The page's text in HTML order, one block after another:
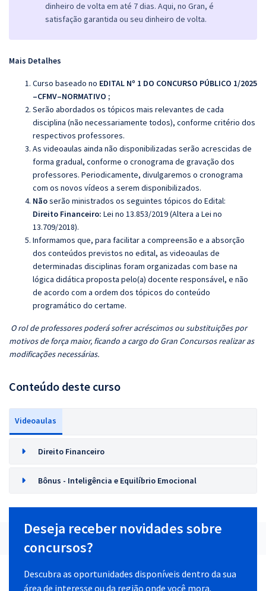
dinheiro de volta em até 7 dias. Aqui, no Gran, é
satisfação garantida ou seu dinheiro de volta.
Mais Detalhes
Curso baseado no EDITAL Nº 1 DO CONCURSO PÚBLICO 1/2025
–CFMV–NORMATIVO ;
Serão abordados os tópicos mais relevantes de cada
disciplina (não necessariamente todos), conforme critério dos
respectivos professores.
As videoaulas ainda não disponibilizadas serão acrescidas de
forma gradual, conforme o cronograma de gravação dos
professores. Periodicamente, divulgaremos o cronograma
com os novos vídeos a serem disponibilizados.
Nãoserão ministrados os seguintes tópicos do Edital:
Direito Financeiro: Lei no 13.853/2019 (Altera a Lei no
13.709/2018).
Informamos que, para facilitar a compreensão e a absorção
dos conteúdos previstos no edital, as videoaulas de
determinadas disciplinas foram organizadas com base na
lógica didática proposta pelo(a) docente responsável, e não
de acordo com a ordem dos tópicos do conteúdo
programático do certame.
O rol de professores poderá sofrer acréscimos ou substituições por
motivos de força maior, ficando a cargo do Gran Concursos realizar as
modificações necessárias.
Conteúdo deste curso
Videoaulas
Direito Financeiro
Bônus - Inteligência e Equilíbrio Emocional
Deseja receber novidades sobre
concursos?
Descubra as oportunidades disponíveis dentro da sua
área de interesse ou da região onde você mora.